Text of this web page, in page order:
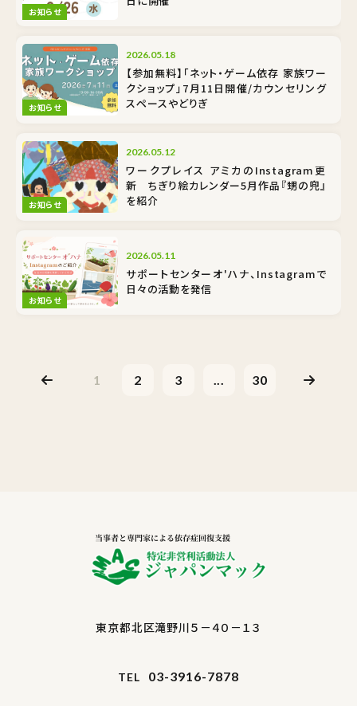
お知らせ
お知らせ
2026.05.18
【参加無料】「ネット・ゲーム依存 家族ワー
クショップ」7月11日開催/カウンセリング
スペースやどりぎ
お知らせ
2026.05.12
ワークプレイス アミカのInstagram更
新 ちぎり絵カレンダー5月作品『甥の兜』
を紹介
お知らせ
2026.05.11
サポートセンターオ'ハナ、Instagramで
日々の活動を発信
1 2 3 ... 30
東京都北区滝野川５－４０－１３
TEL 03-3916-7878